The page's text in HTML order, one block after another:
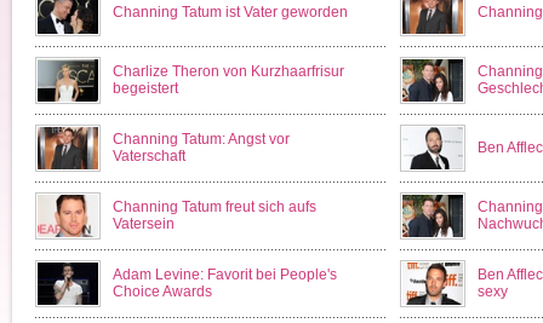
Channing Tatum ist Vater geworden
Charlize Theron von Kurzhaarfrisur
begeistert
Channing Tatum: Angst vor
Vaterschaft
Ben
Channing Tatum freut sich aufs
Vatersein
Adam Levine: Favorit bei People's
Choice Awards
Ben
sexy